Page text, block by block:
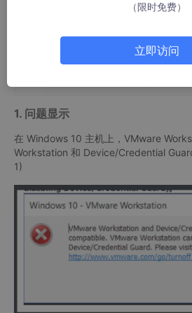
1. 问题显示
在 Windows 10 主机上，VMware
Workstation 和 Device/Credential
1)
（限时免费）
立即访问